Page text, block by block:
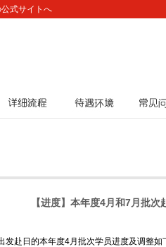
式サイトへ
【进度】本年度4月和7月批次
发赴日的本年度4月批次学员进度及调整如